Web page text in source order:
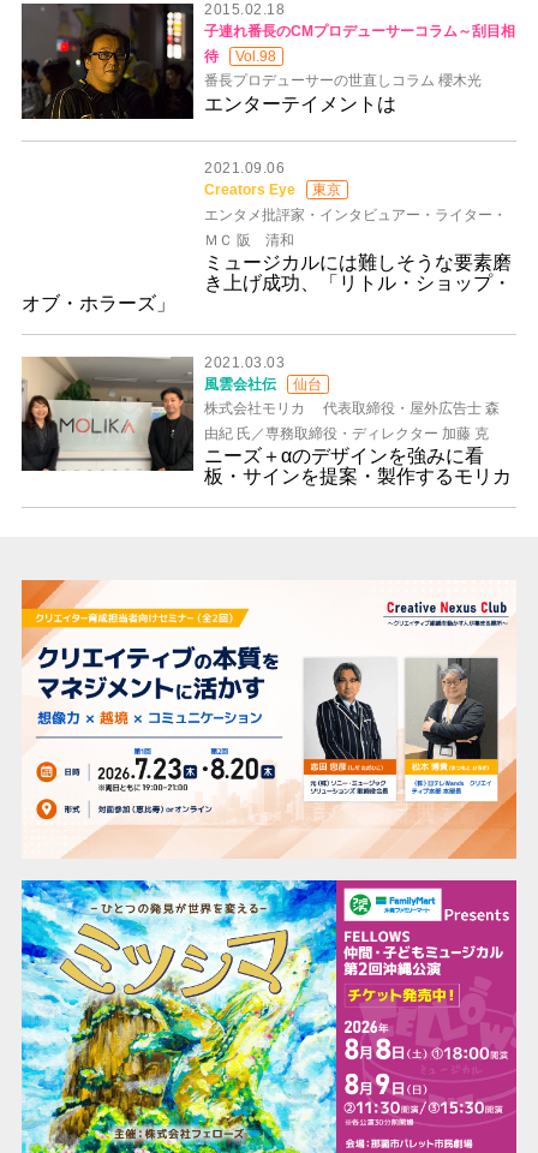
2015.02.18
子連れ番長のCMプロデューサーコラム～刮目相
待
Vol.98
番長プロデューサーの世直しコラム 櫻木光
エンターテイメントは
2021.09.06
Creators Eye
東京
エンタメ批評家・インタビュアー・ライター・
ＭＣ 阪 清和
ミュージカルには難しそうな要素磨
き上げ成功、「リトル・ショップ・
オブ・ホラーズ」
2021.03.03
風雲会社伝
仙台
株式会社モリカ 代表取締役・屋外広告士 森
由紀 氏／専務取締役・ディレクター 加藤 克
ニーズ＋αのデザインを強みに看
板・サインを提案・製作するモリカ